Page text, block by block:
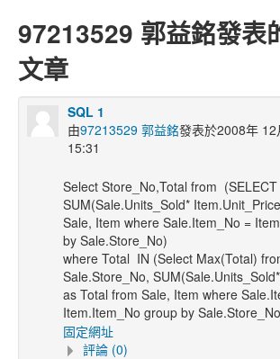
97213529 郭益銘發表
文章
SQL 1
由97213529 郭益銘發表於2008年
15:31
Select Store_No,Total from
SUM(Sale.Units_Sold*
Sale, Item where Sale.Item_No =
by Sale.Store_No)
where Total IN (Select Max(Total)
Sale.Store_No,
as Total from Sale, Item where
Item.Item_No group by
固定網址
評論 (0)